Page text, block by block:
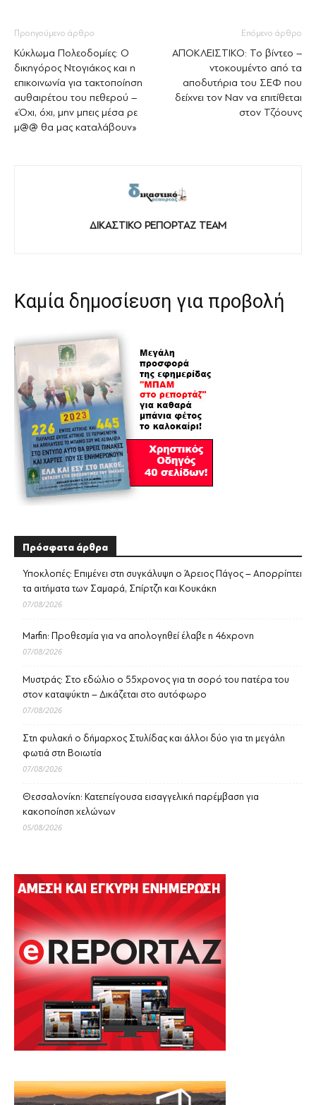
Προηγούμενο άρθρο
Κύκλωμα Πολεοδομίες: Ο
δικηγόρος Ντογιάκος και η
επικοινωνία για τακτοποίηση
αυθαιρέτου του πεθερού –
«Όχι, όχι, μην μπεις μέσα ρε
μ@@ θα μας καταλάβουν»
Επόμενο άρθρο
ΑΠΟΚΛΕΙΣΤΙΚΟ: Το βίντεο –
ντοκουμέντο από τα
αποδυτήρια του ΣΕΦ που
δείχνει τον Ναν να επιτίθεται
στον Τζόουνς
ΔΙΚΑΣΤΙΚΟ ΡΕΠΟΡΤΑΖ TEAM
Καμία δημοσίευση για προβολή
Πρόσφατα άρθρα
Υποκλοπές: Επιμένει στη συγκάλυψη ο Άρειος Πάγος – Απορρίπτει
τα αιτήματα των Σαμαρά, Σπίρτζη και Κουκάκη
07/08/2026
Marfin: Προθεσμία για να απολογηθεί έλαβε η 46χρονη
07/08/2026
Μυστράς: Στο εδώλιο ο 55χρονος για τη σορό του πατέρα του
στον καταψύκτη – Δικάζεται στο αυτόφωρο
07/08/2026
Στη φυλακή ο δήμαρχος Στυλίδας και άλλοι δύο για τη μεγάλη
φωτιά στη Βοιωτία
07/08/2026
Θεσσαλονίκη: Κατεπείγουσα εισαγγελική παρέμβαση για
κακοποίηση χελώνων
05/08/2026